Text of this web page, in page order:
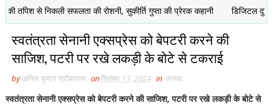
से निकली सफलता की रोशनी, सुकीर्ति गुप्ता की प्रेरक कहानी डिजिटल दुनिया में
स्वतंत्रता सेनानी एक्सप्रेस को बेपटरी करने की
साजिश, पटरी पर रखे लकड़ी के बोटे से टकराई
byअनिल कुमार श्रीवास्तव onसितंबर 17, 2024 in जनपद
स्वतंत्रता सेनानी एक्सप्रेस को बेपटरी करने की साजिश, पटरी पर रखे लकड़ी के बोटे से